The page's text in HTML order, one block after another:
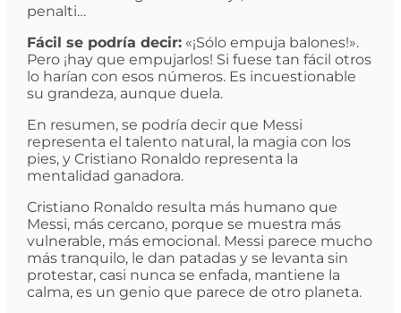
penalti…
Fácil se podría decir:«¡Sólo empuja balones!».
Pero ¡hay que empujarlos! Si fuese tan fácil otros
lo harían con esos números. Es incuestionable
su grandeza, aunque duela.
En resumen, se podría decir que Messi
representa el talento natural, la magia con los
pies, y Cristiano Ronaldo representa la
mentalidad ganadora.
Cristiano Ronaldo resulta más humano que
Messi, más cercano, porque se muestra más
vulnerable, más emocional. Messi parece mucho
más tranquilo, le dan patadas y se levanta sin
protestar, casi nunca se enfada, mantiene la
calma, es un genio que parece de otro planeta.